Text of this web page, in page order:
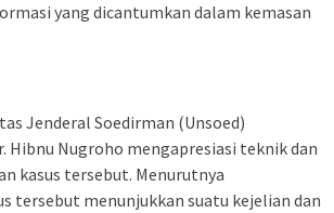
yang dicantumkan dalam kemasan
Jenderal Soedirman (Unsoed)
Hibnu Nugroho mengapresiasi teknik dan
kasus tersebut. Menurutnya
tersebut menunjukkan suatu kejelian dan